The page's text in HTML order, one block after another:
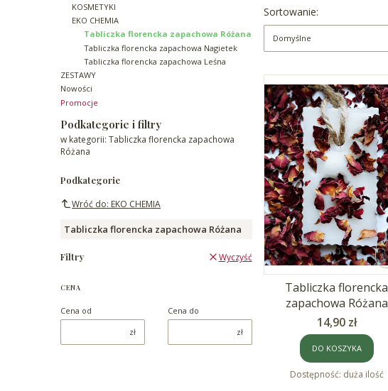
KOSMETYKI
EKO CHEMIA
Tabliczka florencka zapachowa Różana
Tabliczka florencka zapachowa Nagietek
Tabliczka florencka zapachowa Leśna
ZESTAWY
Nowości
Promocje
Koniec menu
Podkategorie i filtry
w kategorii: Tabliczka florencka zapachowa
Różana
Podkategorie
Wróć do: EKO CHEMIA
Tabliczka florencka zapachowa Różana
Filtry Wyczyść
CENA
Cena od
zł
Cena do
zł
Lista produktów
Sortowanie:
Domyślne
Tabliczka florencka
zapachowa Różana
Cena
14,90 zł
DO KOSZYKA
Dostępność: duża ilość